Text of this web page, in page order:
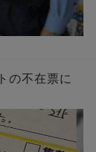
の不在票に